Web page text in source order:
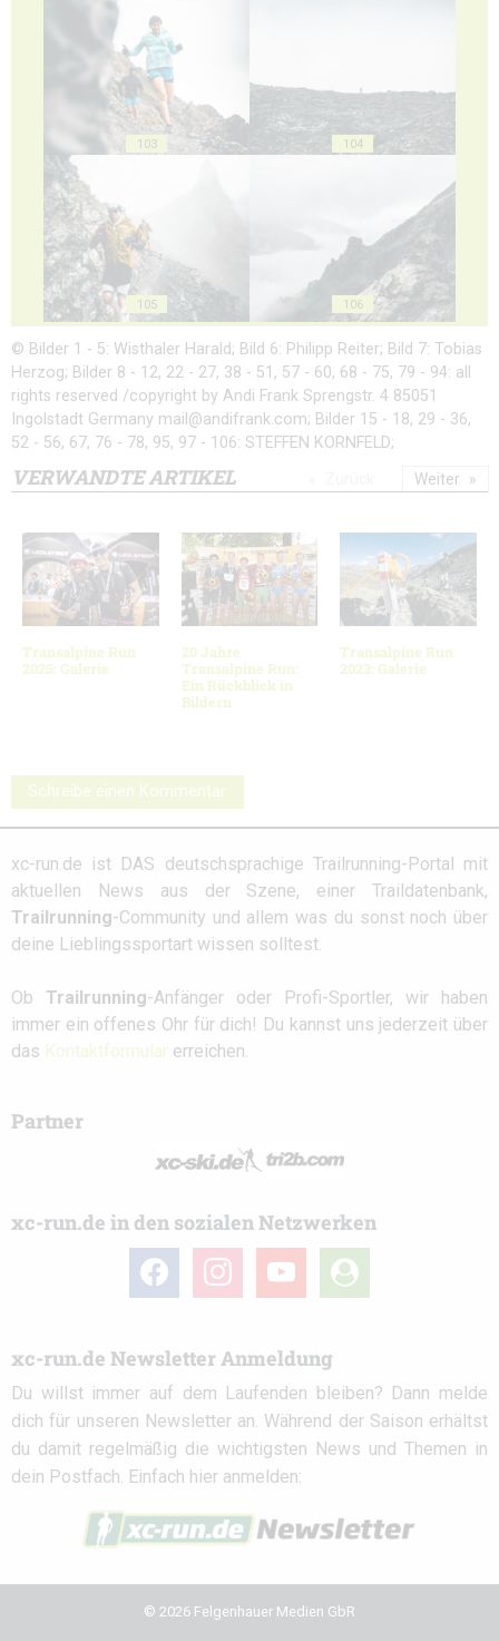
103 104
105 106
© Bilder 1 - 5: Wisthaler Harald; Bild 6: Philipp Reiter; Bild 7: Tobias
Herzog; Bilder 8 - 12, 22 - 27, 38 - 51, 57 - 60, 68 - 75, 79 - 94: all
rights reserved /copyright by Andi Frank Sprengstr. 4 85051
Ingolstadt Germany mail@andifrank.com; Bilder 15 - 18, 29 - 36,
52 - 56, 67, 76 - 78, 95, 97 - 106: STEFFEN KORNFELD;
VERWANDTE ARTIKEL
Transalpine Run
2025: Galerie
20 Jahre
Transalpine Run:
Ein Rückblick in
Bildern
Transalpine Run
2023: Galerie
Weiter
Schreibe einen Kommentar
xc-run.de ist DAS deutschsprachige Trailrunning-Portal mit
aktuellen News aus der Szene, einer Traildatenbank,
Trailrunning-Community und allem was du sonst noch über
deine Lieblingssportart wissen solltest.
Ob Trailrunning-Anfänger oder Profi-Sportler, wir haben
immer ein offenes Ohr für dich! Du kannst uns jederzeit über
das Kontaktformular erreichen.
Partner
xc-run.de in den sozialen Netzwerken
facebook instagramyoutube
user-
circle
xc-run.de Newsletter Anmeldung
Du willst immer auf dem Laufenden bleiben? Dann melde
dich für unseren Newsletter an. Während der Saison erhältst
du damit regelmäßig die wichtigsten News und Themen in
dein Postfach. Einfach hier anmelden:
© 2026 Felgenhauer Medien GbR